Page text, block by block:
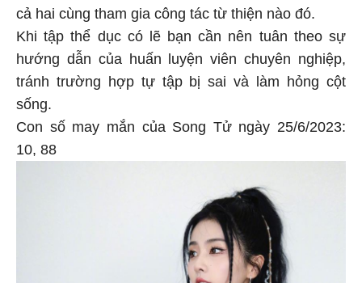
cả hai cùng tham gia công tác từ thiện nào đó.
Khi tập thể dục có lẽ bạn cần nên tuân theo sự
hướng dẫn của huấn luyện viên chuyên nghiệp,
tránh trường hợp tự tập bị sai và làm hỏng cột
sống.
Con số may mắn của Song Tử ngày 25/6/2023:
10, 88